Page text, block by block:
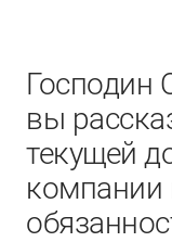
Господин
вы
текущей
компании